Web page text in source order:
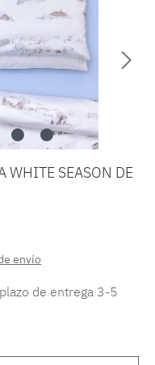
WHITE SEASON DE
envío
de entrega 3-5